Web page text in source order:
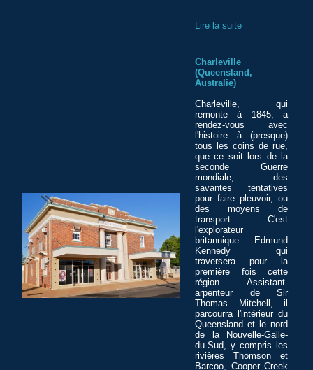
Lire la suite
Charleville
(Queensland,
Australie)
Charleville, qui
remonte à 1845, a
rendez-vous avec
l'histoire à (presque)
tous les coins de rue,
que ce soit lors de la
seconde Guerre
mondiale, des
savantes tentatives
pour faire pleuvoir, ou
des moyens de
transport. C'est
l'explorateur
britannique Edmund
Kennedy qui
traversera pour la
première fois cette
région. Assistant-
arpenteur de Sir
Thomas Mitchell, il
parcourra l'intérieur du
Queensland et le nord
de la Nouvelle-Galle-
du-Sud, y compris les
rivières Thomson et
Barcoo, Cooper Creek